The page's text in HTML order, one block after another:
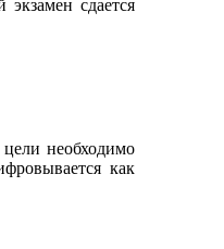
сдается
необходимо
как